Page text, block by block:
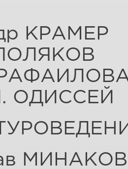
КРАМЕР
ОДИССЕЙ
МИНАКОВ